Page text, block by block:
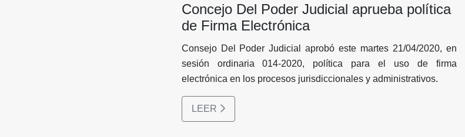
Concejo Del Poder Judicial aprueba política
de Firma Electrónica
Consejo Del Poder Judicial aprobó este martes 21/04/2020, en
sesión ordinaria 014-2020, política para el uso de firma
electrónica en los procesos jurisdiccionales y administrativos.
LEER